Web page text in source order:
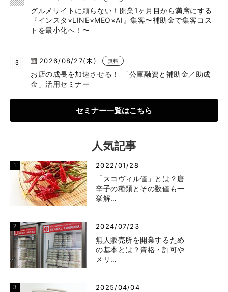
グルメサイトに頼らない！開業1ヶ月目から満席にする
『インスタ×LINE×MEO×AI』集客〜補助金で集客コス
トを最小化へ！〜
2026/08/27(木) 無料
お店の成長を加速させる！ 「公庫融資と補助金／助成
金」活用セミナー
セミナー一覧はこちら
人気記事
2022/01/28
「スコヴィル値」とは？唐
辛子の種類とその数値も一
挙解…
2024/07/23
無人販売所を開業するため
の基本とは？資格・許可や
メリ…
2025/04/04